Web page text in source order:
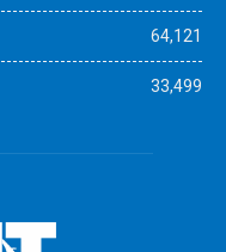
64,121
33,499